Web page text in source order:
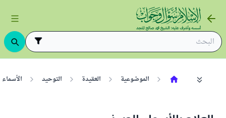
الموضوعية العقيدة التوحيد